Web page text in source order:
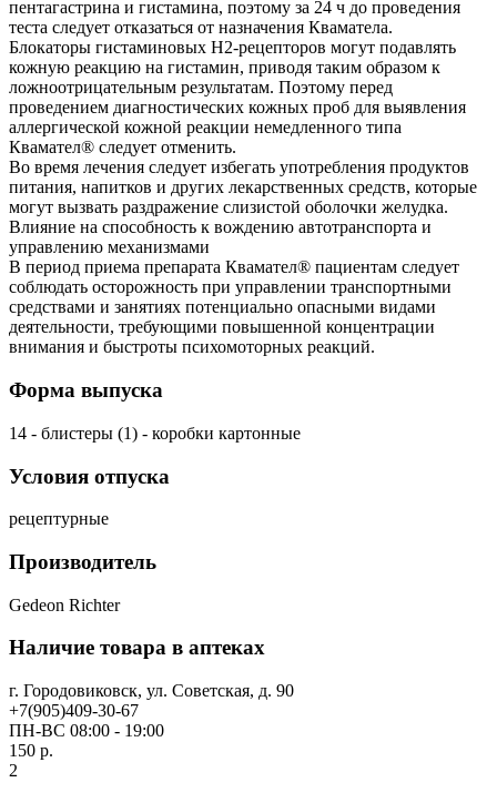
пентагастрина и гистамина, поэтому за 24 ч до проведения
теста следует отказаться от назначения Кваматела.
Блокаторы гистаминовых H2-рецепторов могут подавлять
кожную реакцию на гистамин, приводя таким образом к
ложноотрицательным результатам. Поэтому перед
проведением диагностических кожных проб для выявления
аллергической кожной реакции немедленного типа
Квамател® следует отменить.
Во время лечения следует избегать употребления продуктов
питания, напитков и других лекарственных средств, которые
могут вызвать раздражение слизистой оболочки желудка.
Влияние на способность к вождению автотранспорта и
управлению механизмами
В период приема препарата Квамател® пациентам следует
соблюдать осторожность при управлении транспортными
средствами и занятиях потенциально опасными видами
деятельности, требующими повышенной концентрации
внимания и быстроты психомоторных реакций.
Форма выпуска
14 - блистеры (1) - коробки картонные
Условия отпуска
рецептурные
Производитель
Gedeon Richter
Наличие товара в аптеках
г. Городовиковск, ул. Советская, д. 90
+7(905)409-30-67
ПН-ВС 08:00 - 19:00
150 р.
2